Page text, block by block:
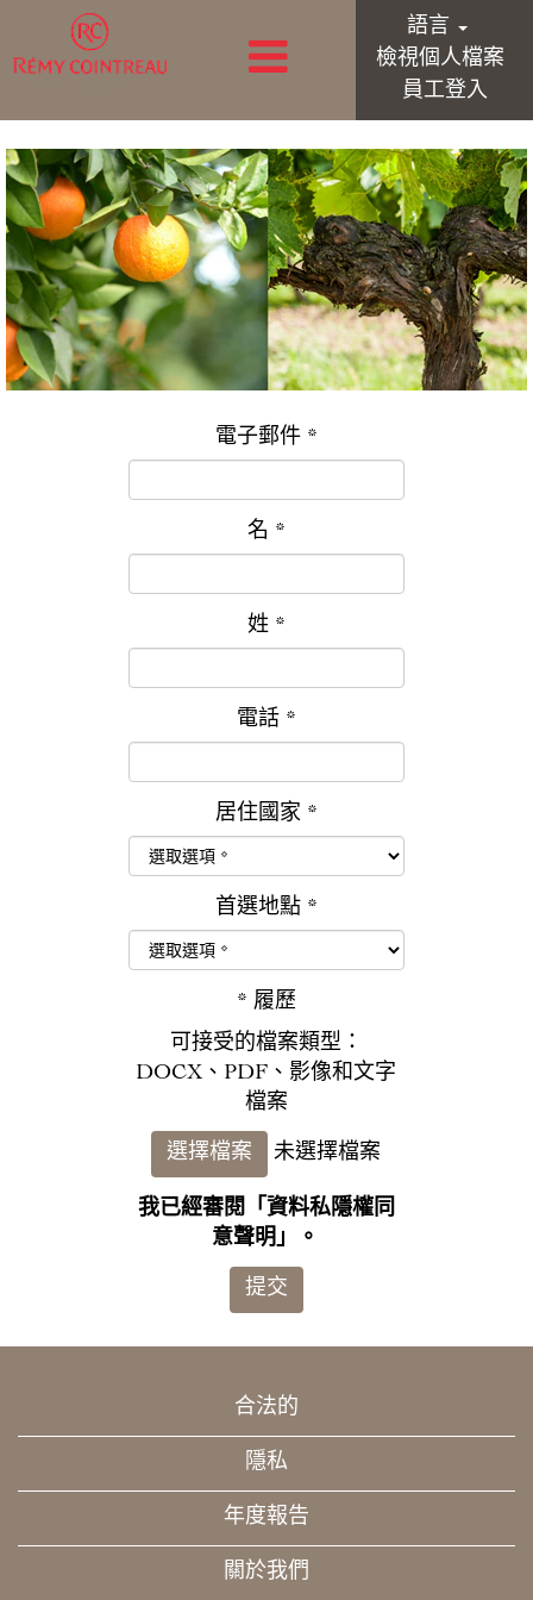
語言
檢視個人檔案
員工登入
電子郵件 *
名 *
姓 *
電話 *
居住國家 *
首選地點 *
* 履歷
可接受的檔案類型：
DOCX、PDF、影像和文字
檔案
選擇檔案 未選擇檔案
我已經審閱「資料私隱權同
意聲明」。
提交
合法的
隱私
年度報告
關於我們